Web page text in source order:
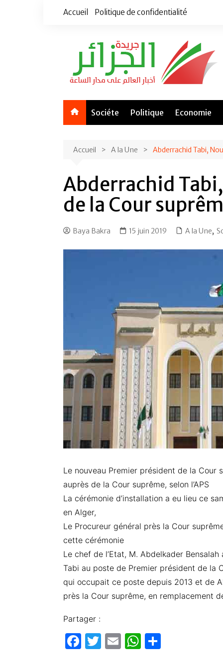
Accueil Politique de confidentialité
Sociéte Politique Economie
Accueil A la Une Abderrachid Tabi,
Abderrachid
de la Cour
Baya Bakra 15 juin 2019 A la Une,
Le nouveau Premier président de la Cour
auprès de la Cour suprême, selon l’APS
La cérémonie d’installation a eu lieu ce
en Alger,
Le Procureur général près la Cour
cette cérémonie
Le chef de l’Etat, M. Abdelkader
Tabi au poste de Premier président de la
qui occupait ce poste depuis 2013 et de
près la Cour suprême, en remplacement
Partager :
F
T
E
W